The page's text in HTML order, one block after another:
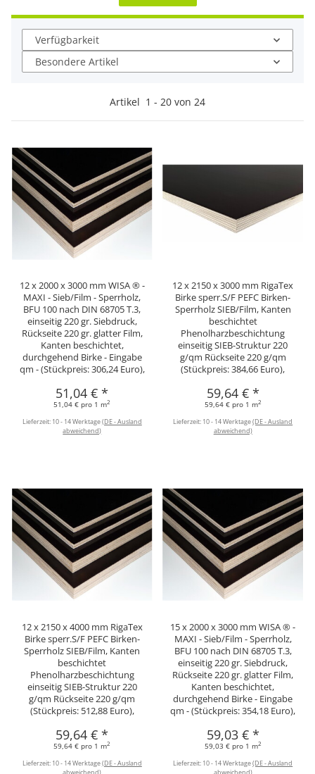
Verfügbarkeit
Besondere Artikel
Artikel 1 - 20 von 24
12 x 2000 x 3000 mm WISA ® -
MAXI - Sieb/Film - Sperrholz,
BFU 100 nach DIN 68705 T.3,
einseitig 220 gr. Siebdruck,
Rückseite 220 gr. glatter Film,
Kanten beschichtet,
durchgehend Birke - Eingabe
qm - (Stückpreis: 306,24 Euro),
51,04 €*
51,04 € pro 1 m2
Lieferzeit: 10 - 14 Werktage(DE - Ausland
abweichend)
12 x 2150 x 3000 mm RigaTex
Birke sperr.S/F PEFC Birken-
Sperrholz SIEB/Film, Kanten
beschichtet
Phenolharzbeschichtung
einseitig SIEB-Struktur 220
g/qm Rückseite 220 g/qm
(Stückpreis: 384,66 Euro),
59,64 € *
59,64 € pro 1 m2
Lieferzeit: 10 - 14 Werktage(DE - Ausland
abweichend)
12 x 2150 x 4000 mm RigaTex
Birke sperr.S/F PEFC Birken-
Sperrholz SIEB/Film, Kanten
beschichtet
Phenolharzbeschichtung
einseitig SIEB-Struktur 220
g/qm Rückseite 220 g/qm
(Stückpreis: 512,88 Euro),
59,64 €*
59,64 € pro 1 m2
Lieferzeit: 10 - 14 Werktage(DE - Ausland
abweichend)
15 x 2000 x 3000 mm WISA ® -
MAXI - Sieb/Film - Sperrholz,
BFU 100 nach DIN 68705 T.3,
einseitig 220 gr. Siebdruck,
Rückseite 220 gr. glatter Film,
Kanten beschichtet,
durchgehend Birke - Eingabe
qm - (Stückpreis: 354,18 Euro),
59,03 € *
59,03 € pro 1 m2
Lieferzeit: 10 - 14 Werktage(DE - Ausland
abweichend)